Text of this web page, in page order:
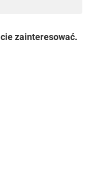
zainteresować.